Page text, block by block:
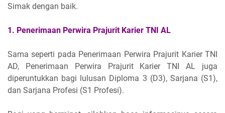
Simak dengan baik.
1. Penerimaan Perwira Prajurit Karier TNI AL
Sama seperti pada Penerimaan Perwira Prajurit Karier TNI
AD, Penerimaan Perwira Prajurit Karier TNI AL juga
diperuntukkan bagi lulusan Diploma 3 (D3), Sarjana (S1),
dan Sarjana Profesi (S1 Profesi).